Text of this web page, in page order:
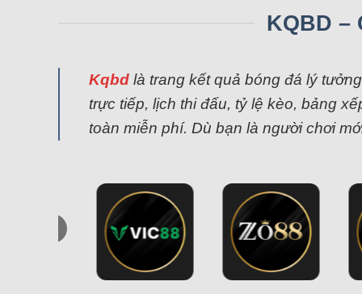
KQBD –
Kqbd là trang kết quả bóng đá lý
trực tiếp, lịch thi đấu, tỷ lệ kèo, bảng
toàn miễn phí. Dù bạn là người chơi